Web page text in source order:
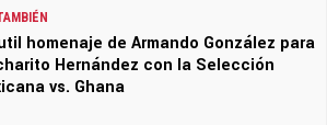
homenaje de Armando González para
Hernández con la Selección
vs. Ghana